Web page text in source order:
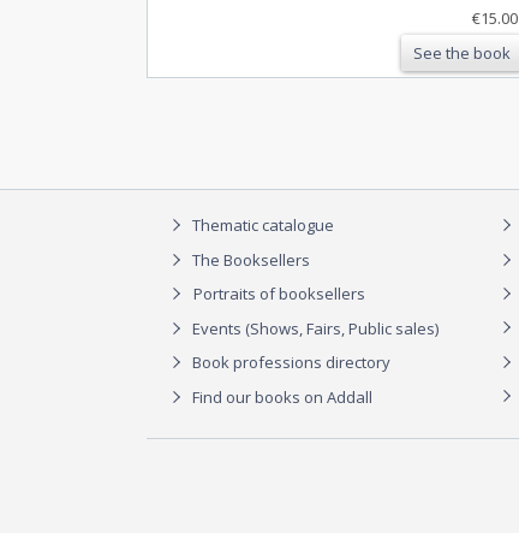
€15.00
See the book
Thematic catalogue
The Booksellers
Portraits of booksellers
Events (Shows, Fairs, Public sales)
Book professions directory
Find our books on Addall